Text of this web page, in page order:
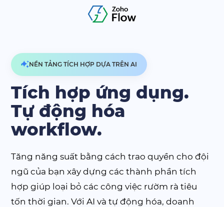
NỀN TẢNG TÍCH HỢP DỰA TRÊN AI
Tích hợp ứng dụng.
Tự động hóa
workflow.
Tăng năng suất bằng cách trao quyền cho đội
ngũ của bạn xây dựng các thành phần tích
hợp giúp loại bỏ các công việc rườm rà tiêu
tốn thời gian. Với AI và tự động hóa, doanh